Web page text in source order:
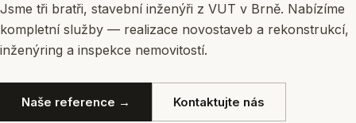
Jsme tři bratři, stavební inženýři z VUT v Brně. Nabízíme
kompletní služby — realizace novostaveb a rekonstrukcí,
inženýring a inspekce nemovitostí.
Naše reference → Kontaktujte nás